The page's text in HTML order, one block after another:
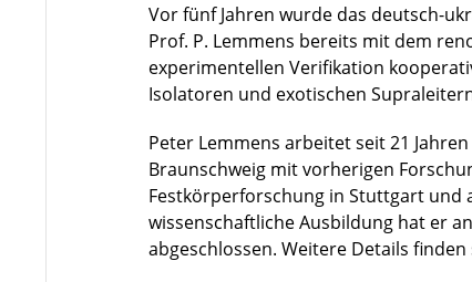
Vor fünf Jahren wurde das deutsch-
Prof. P. Lemmens bereits mit dem
experimentellen Verifikation
Isolatoren und exotischen
Peter Lemmens arbeitet seit 21
Braunschweig mit vorherigen
Festkörperforschung in Stuttgart und
wissenschaftliche Ausbildung hat er
abgeschlossen. Weitere Details